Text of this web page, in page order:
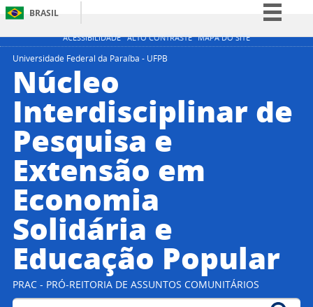
ACESSIBILIDADE ALTO CONTRASTE MAPA DO SITE
BRASIL
Simplifique!
Acesso à informação
Legislação
Universidade Federal da Paraíba - UFPB
Núcleo
Interdisciplinar de
Pesquisa e
Extensão em
Economia
Solidária e
Educação Popular
PRAC - PRÓ-REITORIA DE ASSUNTOS COMUNITÁRIOS
Buscar no portal